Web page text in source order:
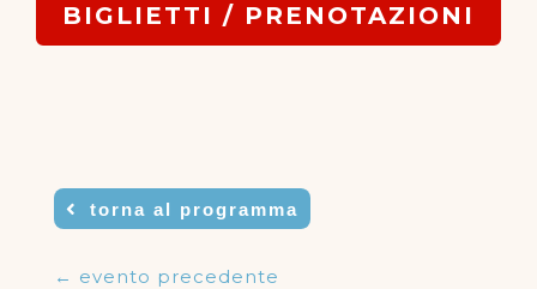
BIGLIETTI / PRENOTAZIONI
torna al programma
← evento precedente